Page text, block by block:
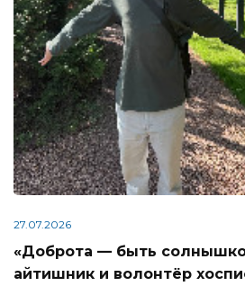
27.07.2026
«Доброта — быть
айтишник и волонтёр